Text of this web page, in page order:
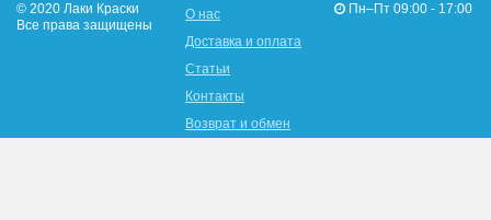
© 2020 Лаки Краски
Все права защищены
О нас
Доставка и оплата
Статьи
Контакты
Возврат и обмен
Пн–Пт 09:00 - 17:00